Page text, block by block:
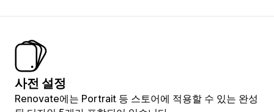
사전 설정
Renovate에는 Portrait 등 스토어에 적용할 수 있는 완성